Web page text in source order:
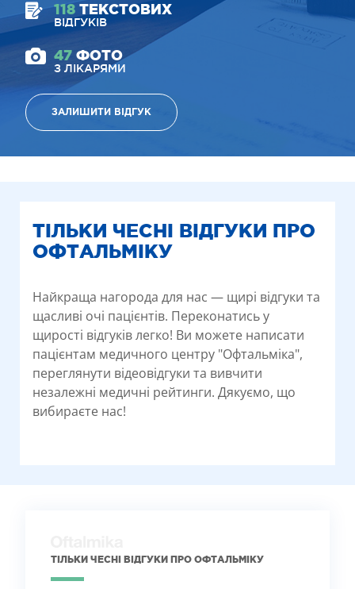
118 ТЕКСТОВИХ
ВІДГУКІВ
47 ФОТО
З ЛІКАРЯМИ
ЗАЛИШИТИ ВІДГУК
ТІЛЬКИ ЧЕСНІ ВІДГУКИ ПРО
ОФТАЛЬМІКУ
Найкраща нагорода для нас — щирі відгуки та
щасливі очі пацієнтів. Переконатись у
щирості відгуків легко! Ви можете написати
пацієнтам медичного центру "Офтальміка",
переглянути відеовідгуки та вивчити
незалежні медичні рейтинги. Дякуємо, що
вибираєте нас!
ТІЛЬКИ ЧЕСНІ ВІДГУКИ ПРО ОФТАЛЬМІКУ